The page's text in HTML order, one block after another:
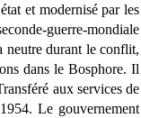
et modernisé par les
guerre-mondiale
neutre durant le conflit,
dans le Bosphore. Il
aux services de
Le gouvernement